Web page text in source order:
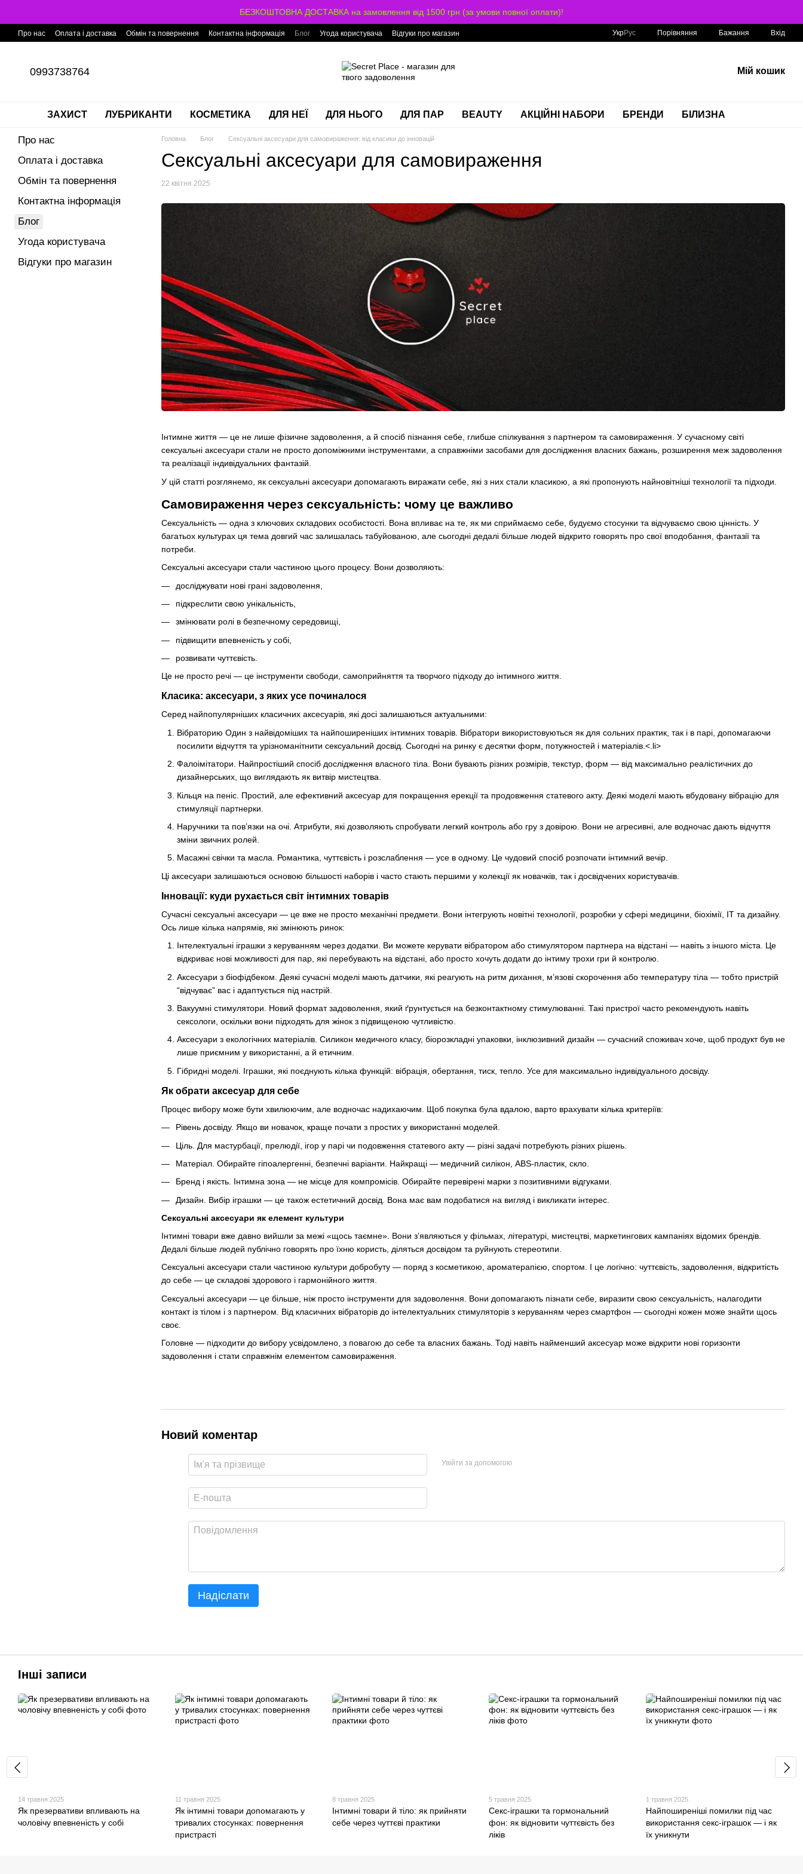
БЕЗКОШТОВНА ДОСТАВКА на замовлення від 1500 грн (за умови повної оплати)!
Про нас Оплата і доставка Обмін та повернення Контактна інформація Блог Угода користувача Відгуки про магазин УкрРус Порівняння Бажання Вхід
0993738764 Мій кошик
ЗАХИСТ ЛУБРИКАНТИ КОСМЕТИКА ДЛЯ НЕЇ ДЛЯ НЬОГО ДЛЯ ПАР BEAUTY АКЦІЙНІ НАБОРИ БРЕНДИ БІЛИЗНА
Головна Блог Сексуальні аксесуари для самовираження: від класики до інновацій
Сексуальні аксесуари для самовираження
22 квітня 2025
Інтимне життя — це не лише фізичне задоволення, а й спосіб пізнання себе, глибше спілкування з партнером та самовираження. У сучасному світі
сексуальні аксесуари стали не просто допоміжними інструментами, а справжніми засобами для дослідження власних бажань, розширення меж задоволення
та реалізації індивідуальних фантазій.
У цій статті розглянемо, як сексуальні аксесуари допомагають виражати себе, які з них стали класикою, а які пропонують найновітніші технології та підходи.
Самовираження через сексуальність: чому це важливо
Сексуальність — одна з ключових складових особистості. Вона впливає на те, як ми сприймаємо себе, будуємо стосунки та відчуваємо свою цінність. У
багатьох культурах ця тема довгий час залишалась табуйованою, але сьогодні дедалі більше людей відкрито говорять про свої вподобання, фантазії та
потреби.
Сексуальні аксесуари стали частиною цього процесу. Вони дозволяють:
досліджувати нові грані задоволення,
підкреслити свою унікальність,
змінювати ролі в безпечному середовищі,
підвищити впевненість у собі,
розвивати чуттєвість.
Це не просто речі — це інструменти свободи, самоприйняття та творчого підходу до інтимного життя.
Класика: аксесуари, з яких усе починалося
Серед найпопулярніших класичних аксесуарів, які досі залишаються актуальними:
Вібраторию Один з найвідоміших та найпоширеніших інтимних товарів. Вібратори використовуються як для сольних практик, так і в парі, допомагаючи
посилити відчуття та урізноманітнити сексуальний досвід. Сьогодні на ринку є десятки форм, потужностей і матеріалів.<.li>
Фалоімітатори. Найпростіший спосіб дослідження власного тіла. Вони бувають різних розмірів, текстур, форм — від максимально реалістичних до
дизайнерських, що виглядають як витвір мистецтва.
Кільця на пеніс. Простий, але ефективний аксесуар для покращення ерекції та продовження статевого акту. Деякі моделі мають вбудовану вібрацію для
стимуляції партнерки.
Наручники та пов’язки на очі. Атрибути, які дозволяють спробувати легкий контроль або гру з довірою. Вони не агресивні, але водночас дають відчуття
зміни звичних ролей.
Масажні свічки та масла. Романтика, чуттєвість і розслаблення — усе в одному. Це чудовий спосіб розпочати інтимний вечір.
Ці аксесуари залишаються основою більшості наборів і часто стають першими у колекції як новачків, так і досвідчених користувачів.
Інновації: куди рухається світ інтимних товарів
Сучасні сексуальні аксесуари — це вже не просто механічні предмети. Вони інтегрують новітні технології, розробки у сфері медицини, біохімії, ІТ та дизайну.
Ось лише кілька напрямів, які змінюють ринок:
Інтелектуальні іграшки з керуванням через додатки. Ви можете керувати вібратором або стимулятором партнера на відстані — навіть з іншого міста. Це
відкриває нові можливості для пар, які перебувають на відстані, або просто хочуть додати до інтиму трохи гри й контролю.
Аксесуари з біофідбеком. Деякі сучасні моделі мають датчики, які реагують на ритм дихання, м’язові скорочення або температуру тіла — тобто пристрій
“відчуває” вас і адаптується під настрій.
Вакуумні стимулятори. Новий формат задоволення, який ґрунтується на безконтактному стимулюванні. Такі пристрої часто рекомендують навіть
сексологи, оскільки вони підходять для жінок з підвищеною чутливістю.
Аксесуари з екологічних матеріалів. Силикон медичного класу, біорозкладні упаковки, інклюзивний дизайн — сучасний споживач хоче, щоб продукт був не
лише приємним у використанні, а й етичним.
Гібридні моделі. Іграшки, які поєднують кілька функцій: вібрація, обертання, тиск, тепло. Усе для максимально індивідуального досвіду.
Як обрати аксесуар для себе
Процес вибору може бути хвилюючим, але водночас надихаючим. Щоб покупка була вдалою, варто врахувати кілька критеріїв:
Рівень досвіду. Якщо ви новачок, краще почати з простих у використанні моделей.
Ціль. Для мастурбації, прелюдії, ігор у парі чи подовження статевого акту — різні задачі потребують різних рішень.
Матеріал. Обирайте гіпоалергенні, безпечні варіанти. Найкращі — медичний силікон, ABS-пластик, скло.
Бренд і якість. Інтимна зона — не місце для компромісів. Обирайте перевірені марки з позитивними відгуками.
Дизайн. Вибір іграшки — це також естетичний досвід. Вона має вам подобатися на вигляд і викликати інтерес.
Сексуальні аксесуари як елемент культури
Інтимні товари вже давно вийшли за межі «щось таємне». Вони з’являються у фільмах, літературі, мистецтві, маркетингових кампаніях відомих брендів.
Дедалі більше людей публічно говорять про їхню користь, діляться досвідом та руйнують стереотипи.
Сексуальні аксесуари стали частиною культури добробуту — поряд з косметикою, ароматерапією, спортом. І це логічно: чуттєвість, задоволення, відкритість
до себе — це складові здорового і гармонійного життя.
Сексуальні аксесуари — це більше, ніж просто інструменти для задоволення. Вони допомагають пізнати себе, виразити свою сексуальність, налагодити
контакт із тілом і з партнером. Від класичних вібраторів до інтелектуальних стимуляторів з керуванням через смартфон — сьогодні кожен може знайти щось
своє.
Головне — підходити до вибору усвідомлено, з повагою до себе та власних бажань. Тоді навіть найменший аксесуар може відкрити нові горизонти
задоволення і стати справжнім елементом самовираження.
Новий коментар
Увійти за допомогою
Надіслати
Про нас
Оплата і доставка
Обмін та повернення
Контактна інформація
Блог
Угода користувача
Відгуки про магазин
Інші записи
14 травня 2025
Як презервативи впливають на
чоловічу впевненість у собі
11 травня 2025
Як інтимні товари допомагають у
тривалих стосунках: повернення
пристрасті
8 травня 2025
Інтимні товари й тіло: як прийняти
себе через чуттєві практики
5 травня 2025
Секс-іграшки та гормональний
фон: як відновити чуттєвість без
ліків
1 травня 2025
Найпоширеніші помилки під час
використання секс-іграшок — і як
їх уникнути